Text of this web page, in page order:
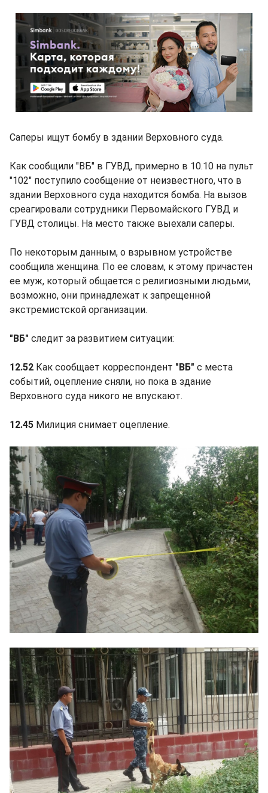
Саперы ищут бомбу в здании Верховного суда.
Как сообщили "ВБ" в ГУВД, примерно в 10.10 на пульт
"102" поступило сообщение от неизвестного, что в
здании Верховного суда находится бомба. На вызов
среагировали сотрудники Первомайского ГУВД и
ГУВД столицы. На место также выехали саперы.
По некоторым данным, о взрывном устройстве
сообщила женщина. По ее словам, к этому причастен
ее муж, который общается с религиозными людьми,
возможно, они принадлежат к запрещенной
экстремистской организации.
"ВБ" следит за развитием ситуации:
12.52 Как сообщает корреспондент "ВБ" с места
событий, оцепление сняли, но пока в здание
Верховного суда никого не впускают.
12.45 Милиция снимает оцепление.